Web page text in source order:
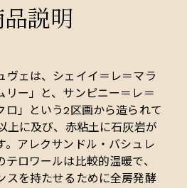
説明
ヴェは、シェイイ＝レ＝マラ
リー」と、サンピニー＝レ＝
ロ」という2区画から造られて
上に及び、赤粘土に石灰岩が
。アレクサンドル・バシュレ
ロワールは比較的温暖で、
スを持たせるために全房発酵